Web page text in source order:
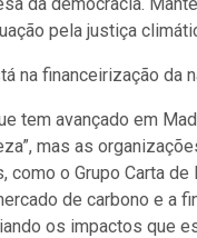
pela justiça
na financeirização da
tem avançado em
mas as
como o Grupo Carta de
de carbono e a
os impactos que